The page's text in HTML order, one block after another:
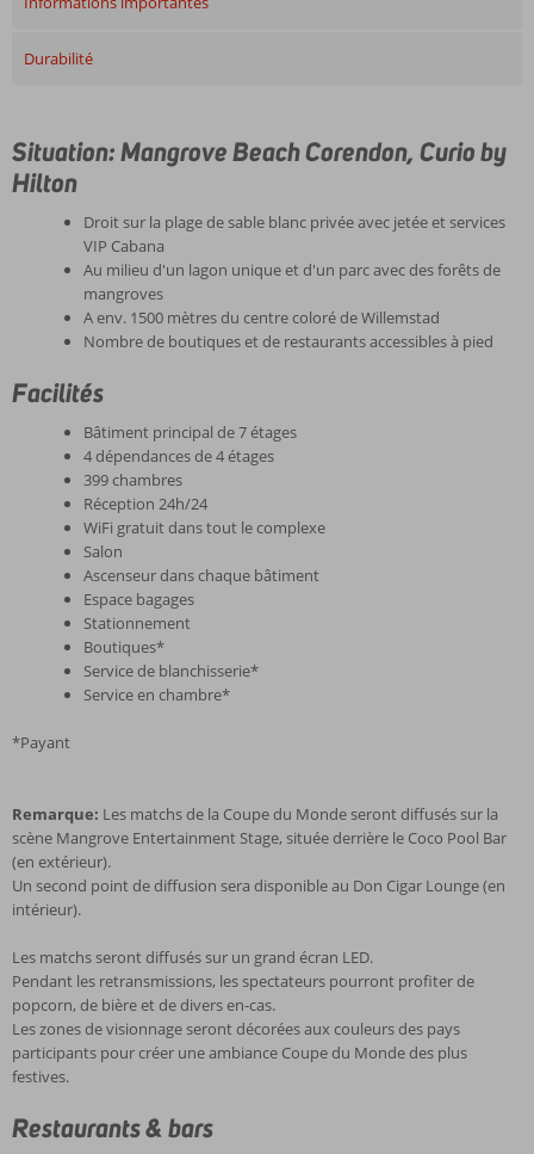
Durabilité
Situation: Mangrove Beach Corendon, Curio by
Hilton
Droit sur la plage de sable blanc privée avec jetée et services
VIP Cabana
Au milieu d'un lagon unique et d'un parc avec des forêts de
mangroves
A env. 1500 mètres du centre coloré de Willemstad
Nombre de boutiques et de restaurants accessibles à pied
Facilités
Bâtiment principal de 7 étages
4 dépendances de 4 étages
399 chambres
Réception 24h/24
WiFi gratuit dans tout le complexe
Salon
Ascenseur dans chaque bâtiment
Espace bagages
Stationnement
Boutiques*
Service de blanchisserie*
Service en chambre*
*Payant
Remarque: Les matchs de la Coupe du Monde seront diffusés sur la
scène Mangrove Entertainment Stage, située derrière le Coco Pool Bar
(en extérieur).
Un second point de diffusion sera disponible au Don Cigar Lounge (en
intérieur).
Les matchs seront diffusés sur un grand écran LED.
Pendant les retransmissions, les spectateurs pourront profiter de
popcorn, de bière et de divers en-cas.
Les zones de visionnage seront décorées aux couleurs des pays
participants pour créer une ambiance Coupe du Monde des plus
festives.
Restaurants & bars